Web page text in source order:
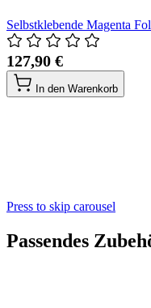
Selbstklebende Magenta
127,90 €
In den Warenkorb
Press to skip carousel
Passendes